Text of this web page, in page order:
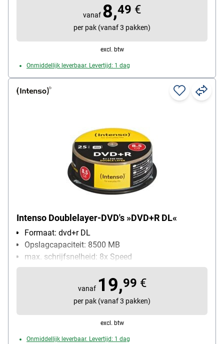
Inhoud per pak: 10 stuk(s)
vanaf 8,49 €
per pak (vanaf 3 pakken)
excl. btw
Onmiddellijk leverbaar. Levertijd: 1 dag
Intenso Doublelayer-DVD's »DVD+R DL«
Formaat: dvd+r DL
Opslagcapaciteit: 8500 MB
max. schrijfsnelheid: 8x Speed
Bijzonderheden: dubbele opslagcapaciteit
Inhoud per pak: 25 stuk(s)
vanaf 19,99 €
per pak (vanaf 3 pakken)
excl. btw
Onmiddellijk leverbaar. Levertijd: 1 dag